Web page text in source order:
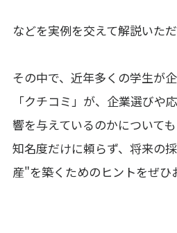
などを実例を交えて解説いただ
その中で、近年多くの学生が
「クチコミ」が、企業選びや
響を与えているのかについても
知名度だけに頼らず、将来の
産"を築くためのヒントをぜひ